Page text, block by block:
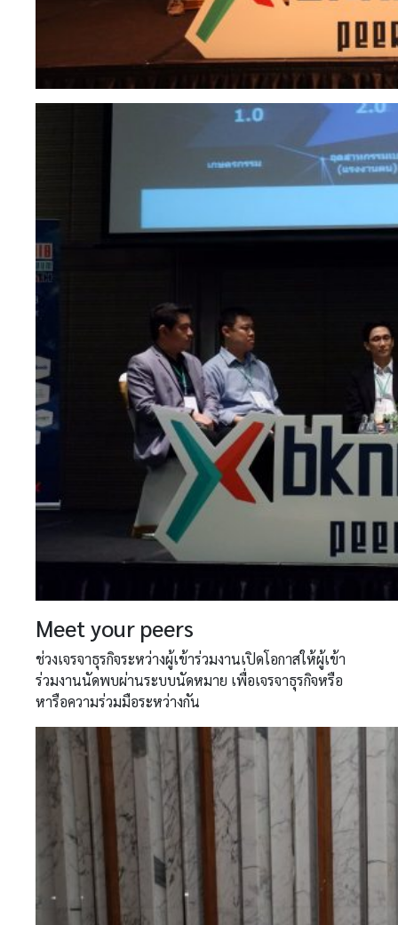
Meet your peers
ช่วงเจรจาธุรกิจระหว่างผู้เข้าร่วมงานเปิดโอกาสให้ผู้เข้า
ร่วมงานนัดพบผ่านระบบนัดหมาย เพื่อเจรจาธุรกิจหรือ
หารือความร่วมมือระหว่างกัน